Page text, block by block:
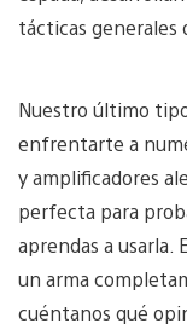
tácticas generales
Nuestro último
enfrentarte a
y amplificadores
perfecta para
aprendas a usarla.
un arma
cuéntanos qué